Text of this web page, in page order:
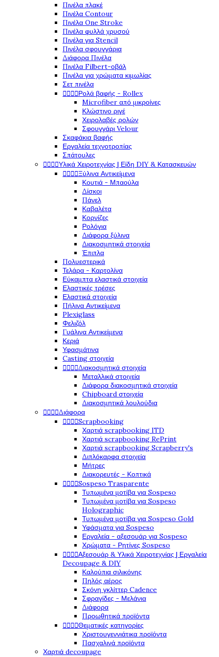
Πινέλα πλακέ
Πινέλα Contour
Πινέλα One Stroke
Πινέλα φυλλά χρυσού
Πινέλα για Stencil
Πινέλα σφουγγάρια
Διάφορα Πινέλα
Πινέλα Filbert-οβάλ
Πινέλα για χρώματα κιμωλίας
Σετ πινέλα
Ρολά βαφής - Rollex
Microfiber από μικροίνες
Κλώστινο ριγέ
Χειρολαβές ρολών
Σφουγγάρι Velour
Σκαφάκια βαφής
Εργαλεία τεχνοτροπίας
Σπάτουλες
Υλικά Χειροτεχνίας | Είδη DIY & Κατασκευών
Ξύλινα Αντικείμενα
Κουτιά - Μπαούλα
Δίσκοι
Πάνελ
Καβαλέτα
Κορνίζες
Ρολόγια
Διάφορα ξύλινα
Διακοσμητικά στοιχεία
Έπιπλα
Πολυεστερικά
Τελάρα - Καρτολίνα
Εύκαμπτα ελαστικά στοιχεία
Ελαστικές τρέσες
Ελαστικά στοιχεία
Πήλινα Αντικείμενα
Plexiglass
Φελιζόλ
Γυάλινα Αντικείμενα
Κεριά
Υφασμάτινα
Casting στοιχεία
Διακοσμητικά στοιχεία
Μεταλλικά στοιχεία
Διάφορα διακοσμητικά στοιχεία
Chipboard στοιχεία
Διακοσμητικά λουλούδια
Διάφορα
Scrapbooking
Χαρτιά scrapbooking ITD
Χαρτιά scrapbooking RePrint
Χαρτιά scrapbooking Scrapberry's
Διπλόκαρφα στοιχεία
Μήτρες
Διακορευτές - Κοπτικά
Sospeso Trasparente
Τυπωμένα μοτίβα για Sospeso
Τυπωμένα μοτίβα για Sospeso
Holographic
Τυπωμένα μοτίβα για Sospeso Gold
Υφάσματα για Sospeso
Εργαλεία - αξεσουάρ για Sospeso
Χρώματα - Ρητίνες Sospeso
Αξεσουάρ & Υλικά Χειροτεχνίας | Εργαλεία
Decoupage & DIY
Καλούπια σιλικόνης
Πηλός αέρος
Σκόνη γκλίττερ Cadence
Σφραγίδες - Μελάνια
Διάφορα
Προωθητικά προϊόντα
Θεματικές κατηγορίες
Χριστουγεννιάτικα προϊόντα
Πασχαλινά προϊόντα
Χαρτιά decoupage